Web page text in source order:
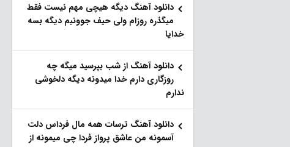
دانلود آهنگ دیگه هیچی مهم نیست فقط
میگذره روزام ولی حیف جوونیم دیگه بسه
خدایا
دانلود آهنگ از شب بپرسید میگه چه
روزگاری دارم خدا میدونه دیگه دلخوشی
ندارم
دانلود آهنگ ترسات همه مال فرداس دلت
آسمونه من عاشق پرواز فردا چی میمونه از